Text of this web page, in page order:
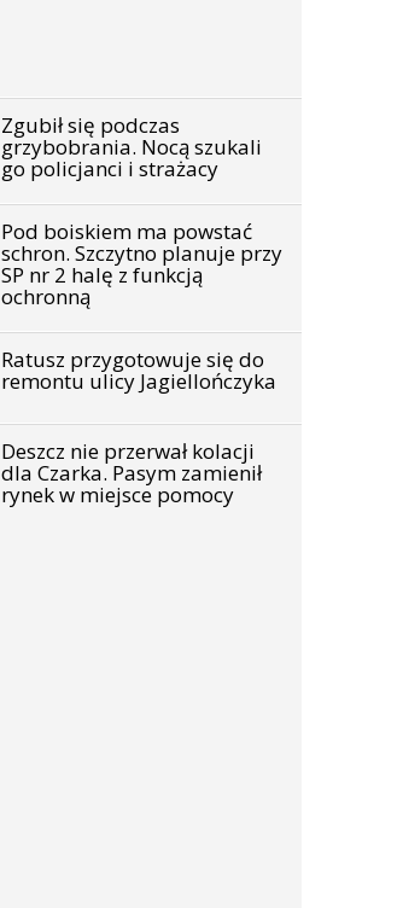
Zgubił się podczas
grzybobrania. Nocą szukali
go policjanci i strażacy
Pod boiskiem ma powstać
schron. Szczytno planuje przy
SP nr 2 halę z funkcją
ochronną
Ratusz przygotowuje się do
remontu ulicy Jagiellończyka
Deszcz nie przerwał kolacji
dla Czarka. Pasym zamienił
rynek w miejsce pomocy